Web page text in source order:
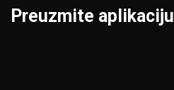
Preuzmite aplikaciju